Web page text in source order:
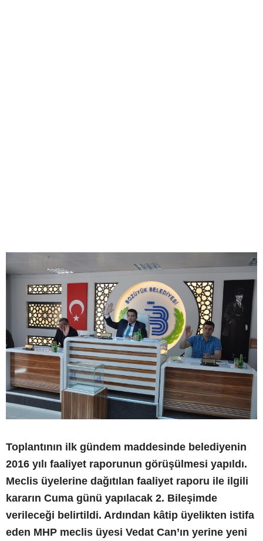
Toplantının ilk gündem maddesinde belediyenin
2016 yılı faaliyet raporunun görüşülmesi yapıldı.
Meclis üyelerine dağıtılan faaliyet raporu ile ilgili
kararın Cuma günü yapılacak 2. Bileşimde
verileceği belirtildi. Ardından kâtip üyelikten istifa
eden MHP meclis üyesi Vedat Can’ın yerine yeni